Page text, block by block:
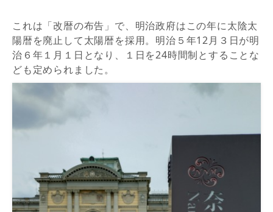
これは「改暦の布告」で、明治政府はこの年に太陰太
陽暦を廃止して太陽暦を採用。明治５年12月３日が明
治６年１月１日となり、１日を24時間制とすることな
ども定められました。